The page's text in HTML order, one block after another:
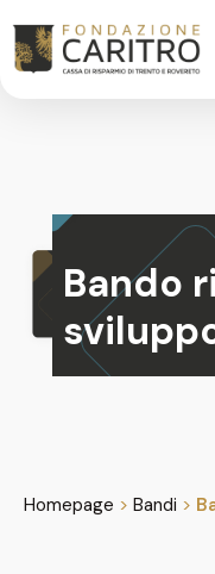
Bando
Homepage > Bandi >